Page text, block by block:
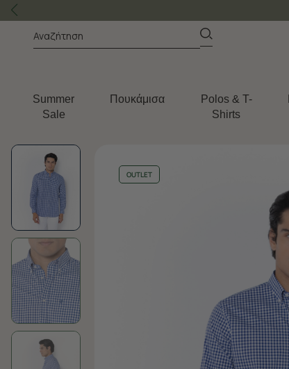
Summer
Sale
Πουκάμισα
Polos & T-
Shirts
OUTLET